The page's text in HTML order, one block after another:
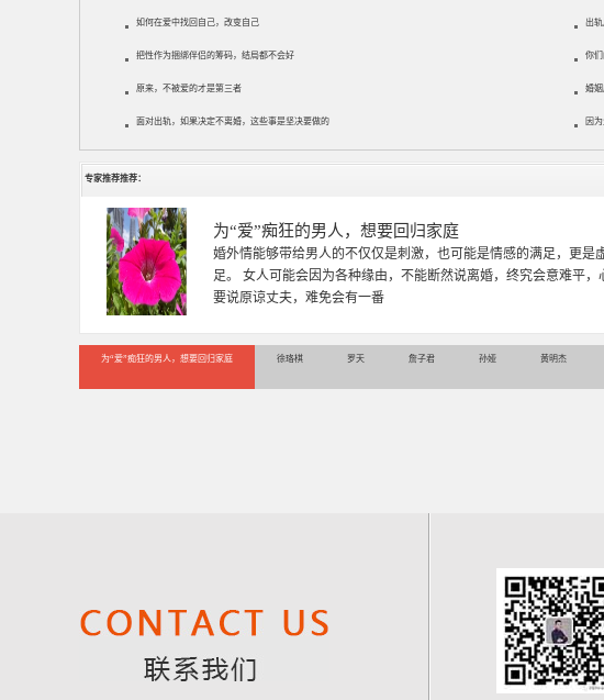
如何在爱中找回自己，改变自己 出
把性作为捆绑伴侣的筹码，结局都不会好 你们
原来，不被爱的才是第三者 婚
面对出轨，如果决定不离婚，这些事是坚决要做的 因
专家推荐推荐：
为“爱”痴狂的男人，想要回归家庭
婚外情能够带给男人的不仅仅是刺激，也可能是情感的满足，更是
足。 女人可能会因为各种缘由，不能断然说离婚，终究会意难平，
要说原谅丈夫，难免会有一番
为“爱”痴狂的男人，想要回归家庭 徐珞棋 罗天 詹子君 孙娅 黄明杰